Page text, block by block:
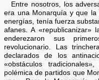
Entre nosotros, los
era una Monarquía y que la
energías, tenía fuerza
afanes. A «republicanizar»
enderezaron sus
revolucionario. Las
declarados de los
«obstáculos
polémica de partidos que